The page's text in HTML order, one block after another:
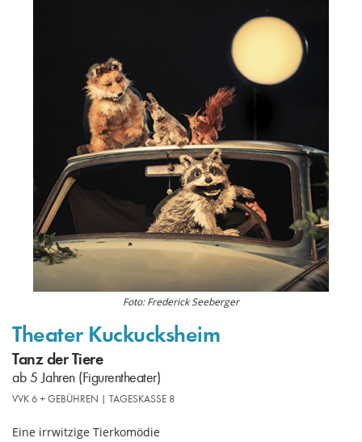
Foto: Frederick Seeberger
Theater Kuckucksheim
Tanz der Tiere
ab 5 Jahren (Figurentheater)
VVK 6 + GEBÜHREN | TAGESKASSE 8
Eine irrwitzige Tierkomödie